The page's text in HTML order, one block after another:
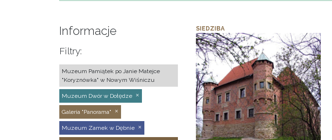
Informacje
Filtry:
Muzeum Pamiątek po Janie Matejce
"Koryznówka" w Nowym Wiśniczu
Muzeum Dwór w Dołędze
Galeria "Panorama"
Muzeum Zamek w Dębnie
SIEDZIBA